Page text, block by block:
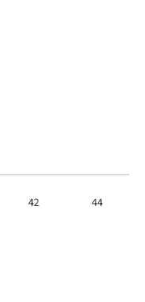
42 44